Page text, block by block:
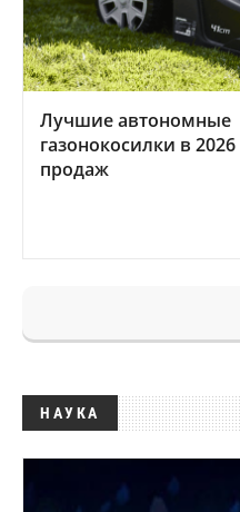
Лучшие автономные
газонокосилки в
продаж
НАУКА